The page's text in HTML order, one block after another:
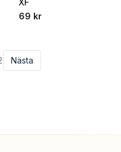
XF
69 kr
Nästa